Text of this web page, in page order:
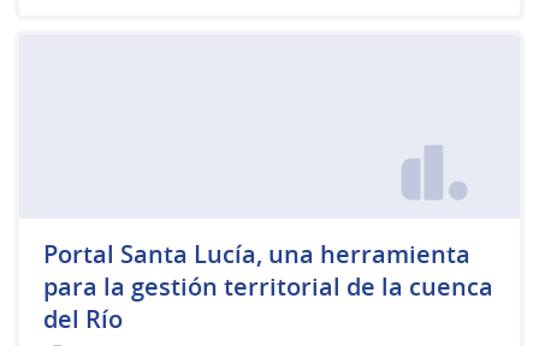
Portal Santa Lucía, una herramienta
para la gestión territorial de la cuenca
del Río